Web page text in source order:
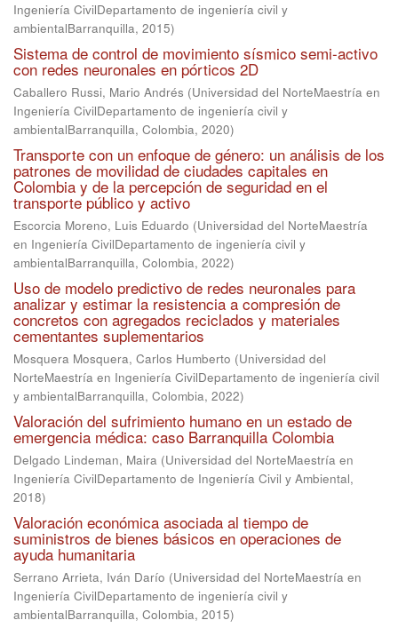
Ingeniería CivilDepartamento de ingeniería civil y
ambientalBarranquilla, 2015)
Sistema de control de movimiento sísmico semi-activo
con redes neuronales en pórticos 2D
Caballero Russi, Mario Andrés (Universidad del NorteMaestría en
Ingeniería CivilDepartamento de ingeniería civil y
ambientalBarranquilla, Colombia, 2020)
Transporte con un enfoque de género: un análisis de los
patrones de movilidad de ciudades capitales en
Colombia y de la percepción de seguridad en el
transporte público y activo
Escorcia Moreno, Luis Eduardo (Universidad del NorteMaestría
en Ingeniería CivilDepartamento de ingeniería civil y
ambientalBarranquilla, Colombia, 2022)
Uso de modelo predictivo de redes neuronales para
analizar y estimar la resistencia a compresión de
concretos con agregados reciclados y materiales
cementantes suplementarios
Mosquera Mosquera, Carlos Humberto (Universidad del
NorteMaestría en Ingeniería CivilDepartamento de ingeniería civil
y ambientalBarranquilla, Colombia, 2022)
Valoración del sufrimiento humano en un estado de
emergencia médica: caso Barranquilla Colombia
Delgado Lindeman, Maira (Universidad del NorteMaestría en
Ingeniería CivilDepartamento de Ingeniería Civil y Ambiental,
2018)
Valoración económica asociada al tiempo de
suministros de bienes básicos en operaciones de
ayuda humanitaria
Serrano Arrieta, Iván Darío (Universidad del NorteMaestría en
Ingeniería CivilDepartamento de ingeniería civil y
ambientalBarranquilla, Colombia, 2015)